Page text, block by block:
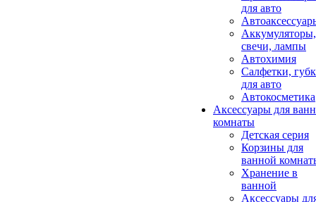
для авто
Аккумуляторы,
свечи, лампы
Автохимия
Салфетки,
для авто
Автокосметика
Аксессуары для
комнаты
Детская серия
Корзины для
ванной
Хранение в
ванной
Аксессуары